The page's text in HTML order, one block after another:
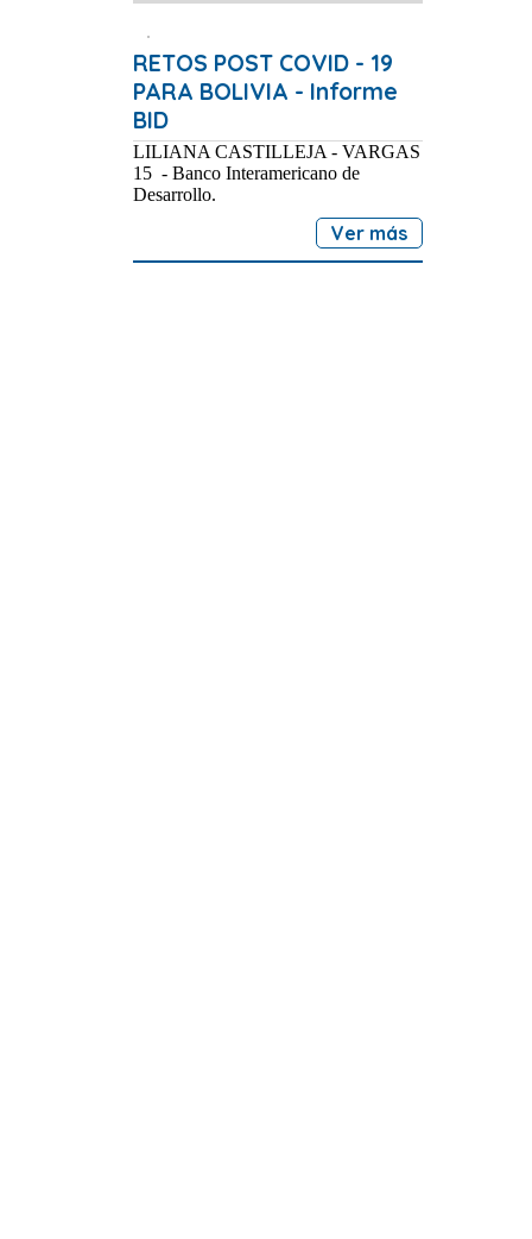
RETOS POST COVID - 19
PARA BOLIVIA - Informe
BID
LILIANA CASTILLEJA - VARGAS
15 - Banco Interamericano de
Desarrollo.
Ver más